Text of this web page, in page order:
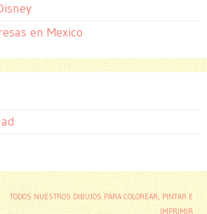
en Mexico
TODOS NUESTROS DIBUJOS PARA COLOREAR, PINTAR E
IMPRIMIR